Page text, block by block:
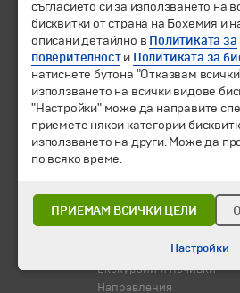
ЧЛЕН НА
© 1994-2026 Бохемия ООД.
Екскурзии и почивки
Направления
съгласието си за използването на
бисквитки от страна на Бохемия и
описани детайлно в Политиката за
поверителности Политиката за
натиснете бутона "Отказвам
използването на всички видове
"Настройки" може да направите
приемете някои категории
използването на други. Може да
по всяко време.
ПРИЕМАМ ВСИЧКИ ЦЕЛИ
Настройки